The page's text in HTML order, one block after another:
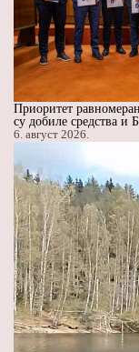
Приоритет
су добиле средства и
6. август 2026.